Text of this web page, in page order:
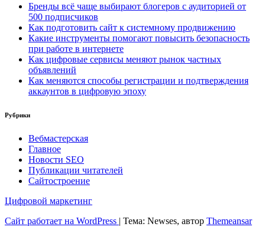
Бренды всё чаще выбирают блогеров с аудиторией от
500 подписчиков
Как подготовить сайт к системному продвижению
Какие инструменты помогают повысить безопасность
при работе в интернете
Как цифровые сервисы меняют рынок частных
объявлений
Как меняются способы регистрации и подтверждения
аккаунтов в цифровую эпоху
Рубрики
Вебмастерская
Главное
Новости SEO
Публикации читателей
Сайтостроение
Цифровой маркетинг
Сайт работает на WordPress | Тема: Newses, автор Themeansar